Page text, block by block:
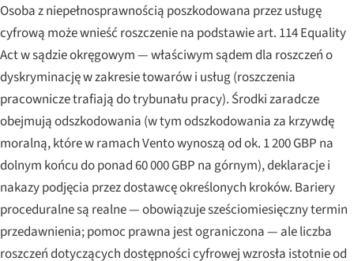
Osoba z niepełnosprawnością poszkodowana przez usługę
cyfrową może wnieść roszczenie na podstawie art. 114 Equality
Act w sądzie okręgowym — właściwym sądem dla roszczeń o
dyskryminację w zakresie towarów i usług (roszczenia
pracownicze trafiają do trybunału pracy). Środki zaradcze
obejmują odszkodowania (w tym odszkodowania za krzywdę
moralną, które w ramach Vento wynoszą od ok. 1 200 GBP na
dolnym końcu do ponad 60 000 GBP na górnym), deklaracje i
nakazy podjęcia przez dostawcę określonych kroków. Bariery
proceduralne są realne — obowiązuje sześciomiesięczny termin
przedawnienia; pomoc prawna jest ograniczona — ale liczba
roszczeń dotyczących dostępności cyfrowej wzrosła istotnie od